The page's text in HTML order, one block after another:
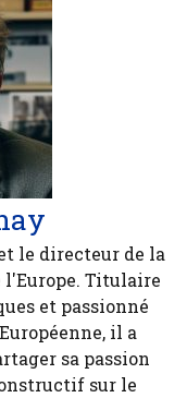
le directeur de la
l'Europe. Titulaire
et passionné
il a
sa passion
sur le